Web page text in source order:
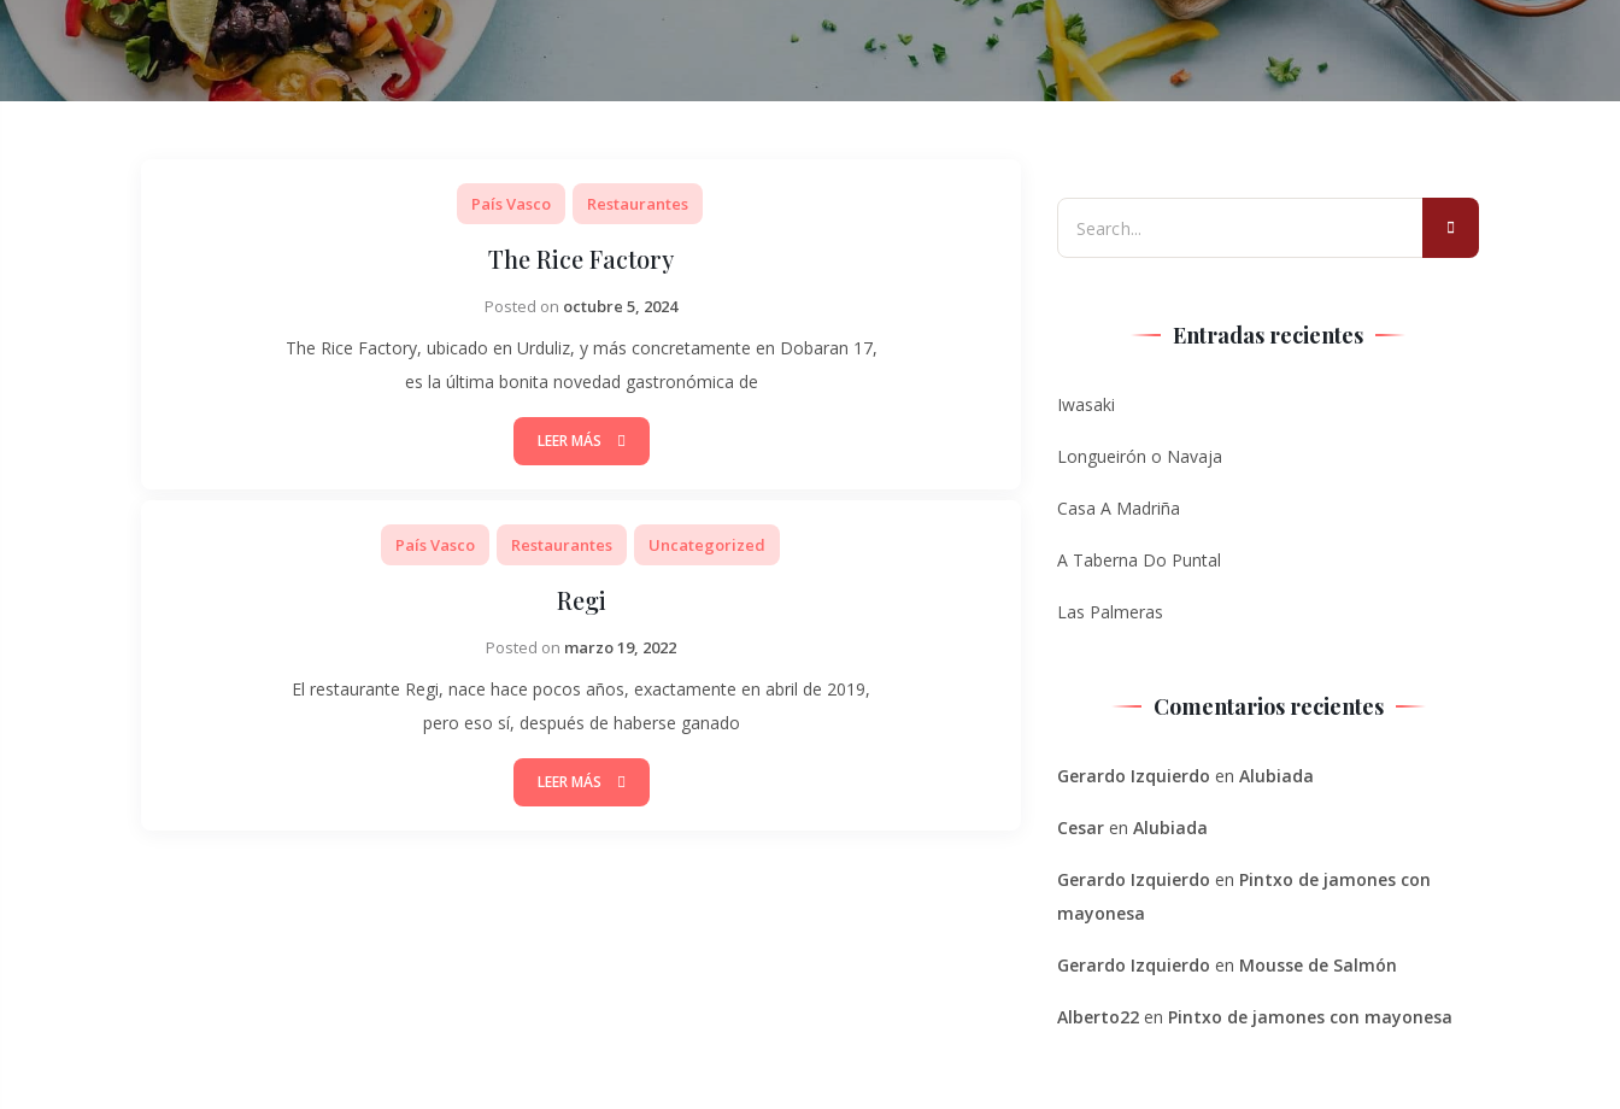
Gerardo
Izquierdo
País Vasco Restaurantes
The Rice Factory
Posted on octubre 5, 2024
The Rice Factory, ubicado en Urduliz, y más concretamente en Dobaran 17,
es la última bonita novedad gastronómica de
LEER MÁS
País Vasco Restaurantes Uncategorized
Regi
Posted on marzo 19, 2022
El restaurante Regi, nace hace pocos años, exactamente en abril de 2019,
pero eso sí, después de haberse ganado
LEER MÁS
Entradas recientes
Iwasaki
Longueirón o Navaja
Casa A Madriña
A Taberna Do Puntal
Las Palmeras
Comentarios recientes
Gerardo Izquierdo en Alubiada
Cesar en Alubiada
Gerardo Izquierdo en Pintxo de jamones con
mayonesa
Gerardo Izquierdo en Mousse de Salmón
Alberto22 en Pintxo de jamones con mayonesa